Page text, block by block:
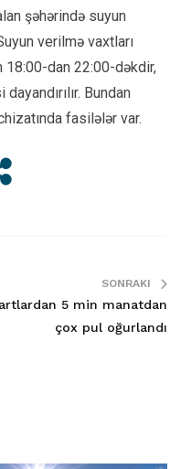
şəhərində suyun
verilmə vaxtları
18:00-dan 22:00-dəkdir,
Bundan
fasilələr var.
SONRAKI
5 min manatdan
çox pul oğurlandı